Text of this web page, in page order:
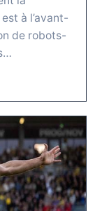
à l’avant-
de robots-